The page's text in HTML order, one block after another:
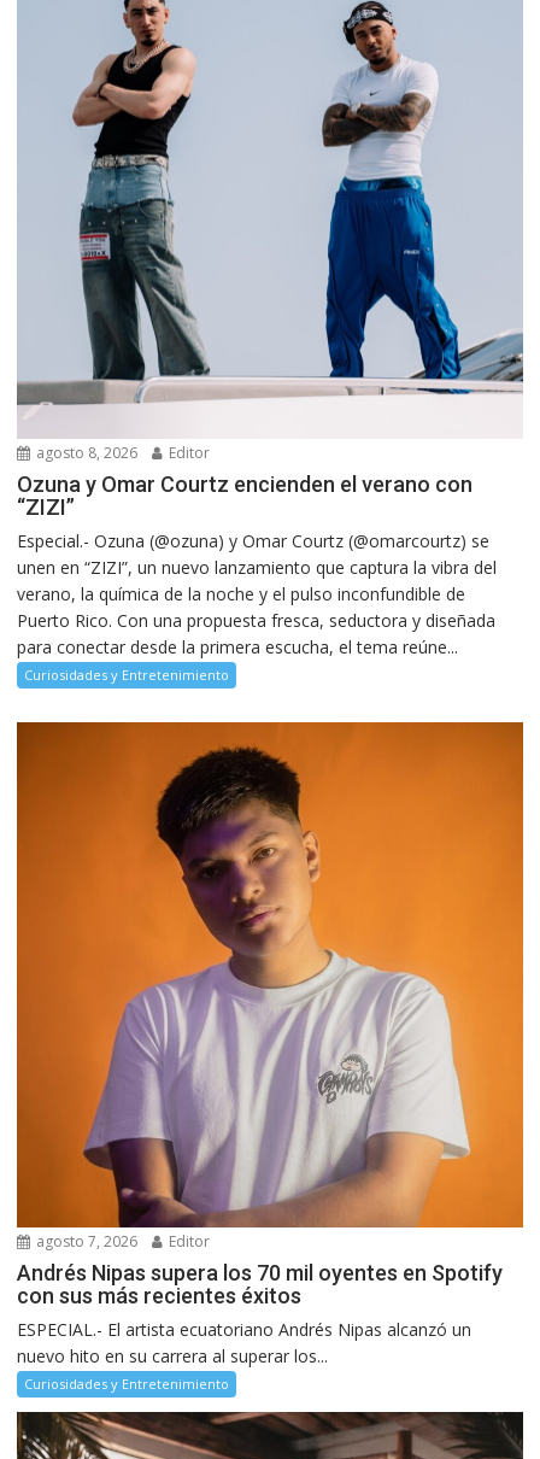
agosto 8, 2026 Editor
Ozuna y Omar Courtz encienden el verano con
“ZIZI”
Especial.- Ozuna (@ozuna) y Omar Courtz (@omarcourtz) se
unen en “ZIZI”, un nuevo lanzamiento que captura la vibra del
verano, la química de la noche y el pulso inconfundible de
Puerto Rico. Con una propuesta fresca, seductora y diseñada
para conectar desde la primera escucha, el tema reúne...
Curiosidades y Entretenimiento
agosto 7, 2026 Editor
Andrés Nipas supera los 70 mil oyentes en Spotify
con sus más recientes éxitos
ESPECIAL.- El artista ecuatoriano Andrés Nipas alcanzó un
nuevo hito en su carrera al superar los...
Curiosidades y Entretenimiento